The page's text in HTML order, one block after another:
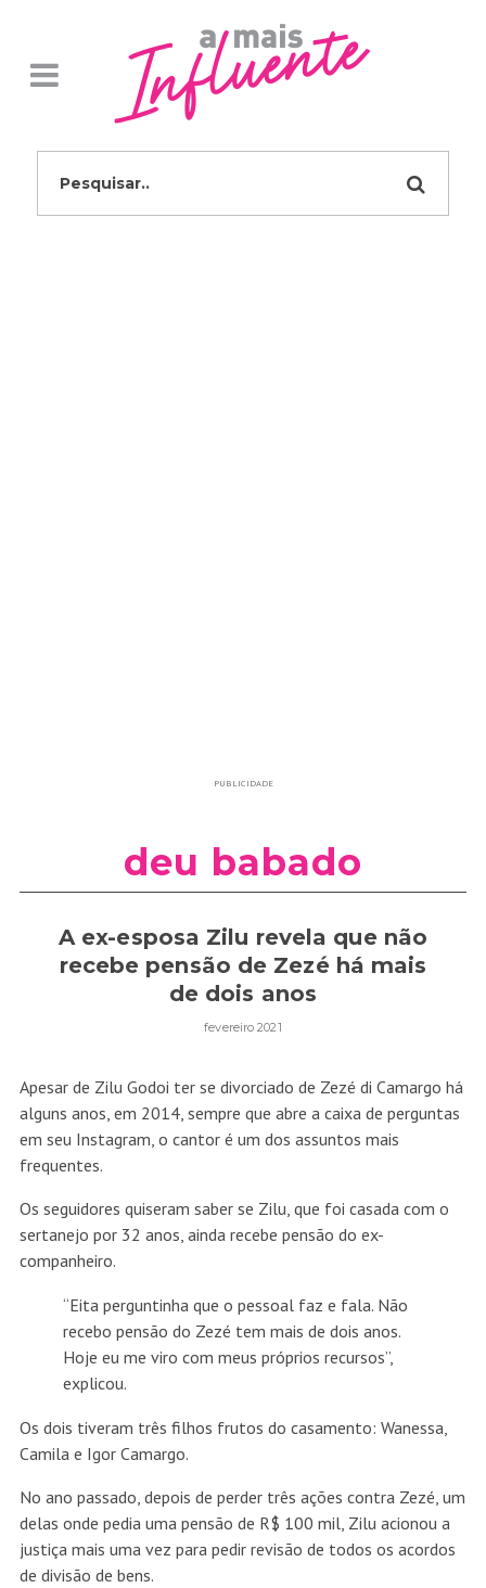
PUBLICIDADE
deu babado
A ex-esposa Zilu revela que não
recebe pensão de Zezé há mais
de dois anos
fevereiro 2021
Apesar de Zilu Godoi ter se divorciado de Zezé di Camargo há
alguns anos, em 2014, sempre que abre a caixa de perguntas
em seu Instagram, o cantor é um dos assuntos mais
frequentes.
Os seguidores quiseram saber se Zilu, que foi casada com o
sertanejo por 32 anos, ainda recebe pensão do ex-
companheiro.
“Eita perguntinha que o pessoal faz e fala. Não
recebo pensão do Zezé tem mais de dois anos.
Hoje eu me viro com meus próprios recursos”,
explicou.
Os dois tiveram três filhos frutos do casamento: Wanessa,
Camila e Igor Camargo.
No ano passado, depois de perder três ações contra Zezé, um
delas onde pedia uma pensão de R$ 100 mil, Zilu acionou a
justiça mais uma vez para pedir revisão de todos os acordos
de divisão de bens.